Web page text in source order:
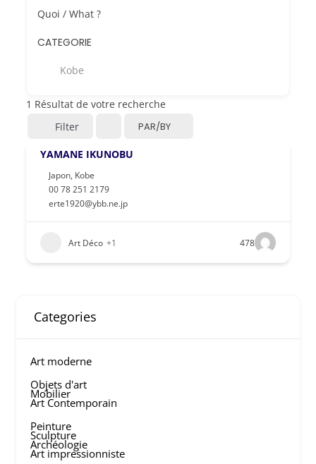
Quoi / What ?
CATEGORIE
Kobe
1 Résultat de votre recherche
Filter
PAR/BY
YAMANE IKUNOBU
Japon, Kobe
00 78 251 2179
erte1920@ybb.ne.jp
Art Déco +1 478
Categories
Art moderne
Objets d'art
Mobilier
Art Contemporain
Peinture
Sculpture
Archéologie
Art impressionniste